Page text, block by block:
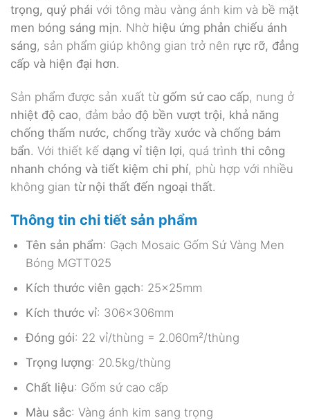
trọng, quý phái với tông màu vàng ánh kim và bề mặt
men bóng sáng mịn. Nhờ hiệu ứng phản chiếu ánh
sáng, sản phẩm giúp không gian trở nên rực rỡ, đẳng
cấp và hiện đại hơn.
Sản phẩm được sản xuất từ gốm sứ cao cấp, nung ở
nhiệt độ cao, đảm bảo độ bền vượt trội, khả năng
chống thấm nước, chống trầy xước và chống bám
bẩn. Với thiết kế dạng vỉ tiện lợi, quá trình thi công
nhanh chóng và tiết kiệm chi phí, phù hợp với nhiều
không gian từ nội thất đến ngoại thất.
Thông tin chi tiết sản phẩm
Tên sản phẩm: Gạch Mosaic Gốm Sứ Vàng Men
Bóng MGTT025
Kích thước viên gạch: 25x25mm
Kích thước vỉ: 306x306mm
Đóng gói: 22 vỉ/thùng = 2.060m²/thùng
Trọng lượng: 20.5kg/thùng
Chất liệu: Gốm sứ cao cấp
Màu sắc: Vàng ánh kim sang trọng